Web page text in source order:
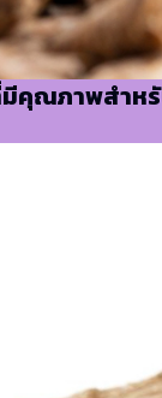
ณภาพสำหรั